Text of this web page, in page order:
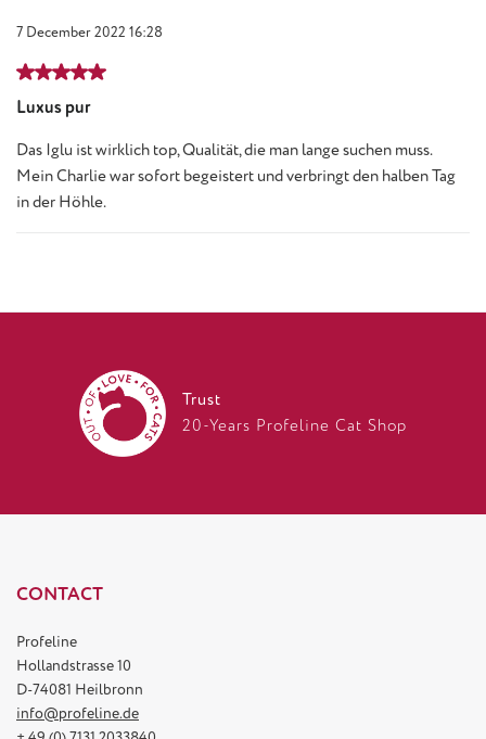
7 December 2022 16:28
Review with rating of 5 out of 5 stars
Luxus pur
Das Iglu ist wirklich top, Qualität, die man lange suchen muss.
Mein Charlie war sofort begeistert und verbringt den halben Tag
in der Höhle.
Trust
20-Years Profeline Cat Shop
CONTACT
Profeline
Hollandstrasse 10
D-74081 Heilbronn
info@profeline.de